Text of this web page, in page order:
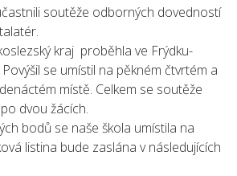
soutěže odborných dovedností
kraj proběhla ve Frýdku-
se umístil na pěkném čtvrtém a
místě. Celkem se soutěže
dvou žácích.
bodů se naše škola umístila na
listina bude zaslána v následujících